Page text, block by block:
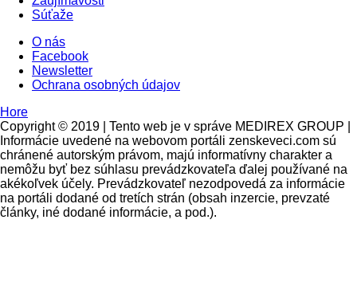
Súťaže
O nás
Facebook
Newsletter
Ochrana osobných údajov
Hore
Copyright © 2019 | Tento web je v správe MEDIREX GROUP |
Informácie uvedené na webovom portáli zenskeveci.com sú
chránené autorským právom, majú informatívny charakter a
nemôžu byť bez súhlasu prevádzkovateľa ďalej používané na
akékoľvek účely. Prevádzkovateľ nezodpovedá za informácie
na portáli dodané od tretích strán (obsah inzercie, prevzaté
články, iné dodané informácie, a pod.).